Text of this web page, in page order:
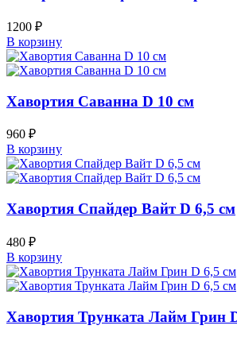
1200 ₽
В корзину
Хавортия Саванна D 10 см
960 ₽
В корзину
Хавортия Спайдер Вайт D 6,5 см
480 ₽
В корзину
Хавортия Трунката Лайм Грин